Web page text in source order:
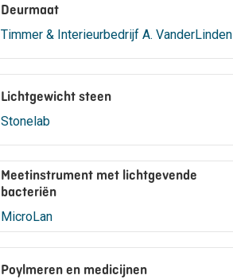
Deurmaat
Timmer & Interieurbedrijf A. VanderLinden
Lichtgewicht steen
Stonelab
Meetinstrument met lichtgevende
bacteriën
MicroLan
Poylmeren en medicijnen